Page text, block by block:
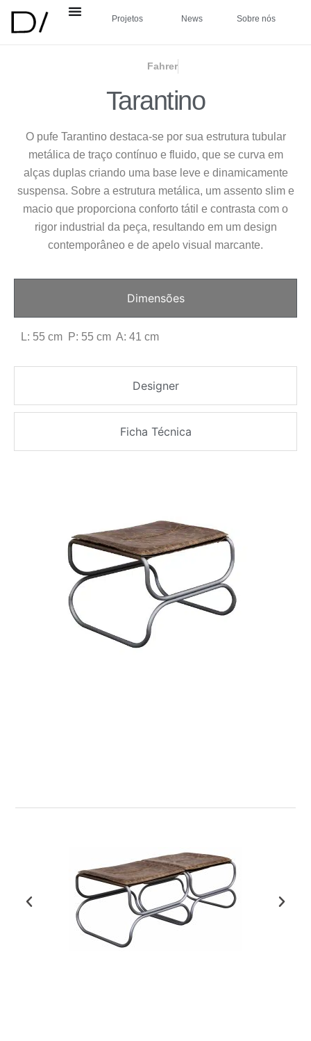
Projetos News Sobre nós
Fahrer
Tarantino
O pufe Tarantino destaca-se por sua estrutura tubular
metálica de traço contínuo e fluido, que se curva em
alças duplas criando uma base leve e dinamicamente
suspensa. Sobre a estrutura metálica, um assento slim e
macio que proporciona conforto tátil e contrasta com o
rigor industrial da peça, resultando em um design
contemporâneo e de apelo visual marcante.
Dimensões
Designer
Ficha Técnica
L: 55 cm P: 55 cm A: 41 cm